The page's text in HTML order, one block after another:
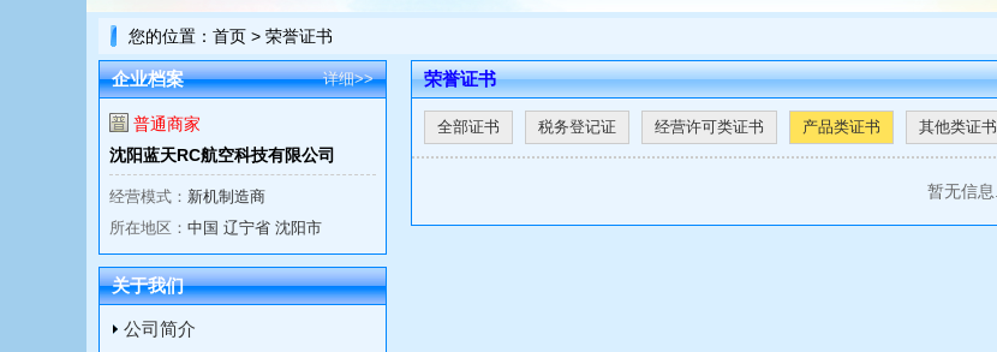
您的位置： 首页 > 荣誉证书
企业档案 详细>>
普通商家
沈阳蓝天RC航空科技有限公司
经营模式： 新机制造商
所在地区： 中国 辽宁省 沈阳市
关于我们
公司简介
荣誉证书
全部证书 税务登记证 经营许可类证书 产品类证书 其他类证书
暂无信息.